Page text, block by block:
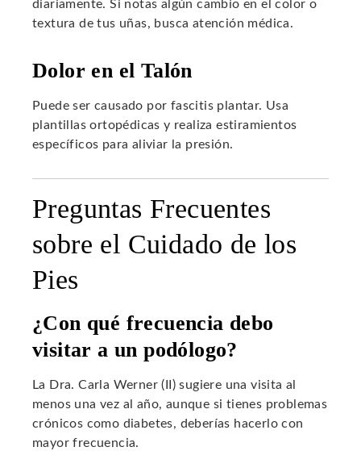
diariamente. Si notas algún cambio en el color o
textura de tus uñas, busca atención médica.
Dolor en el Talón
Puede ser causado por fascitis plantar. Usa
plantillas ortopédicas y realiza estiramientos
específicos para aliviar la presión.
Preguntas Frecuentes
sobre el Cuidado de los
Pies
¿Con qué frecuencia debo
visitar a un podólogo?
La Dra. Carla Werner (II) sugiere una visita al
menos una vez al año, aunque si tienes problemas
crónicos como diabetes, deberías hacerlo con
mayor frecuencia.